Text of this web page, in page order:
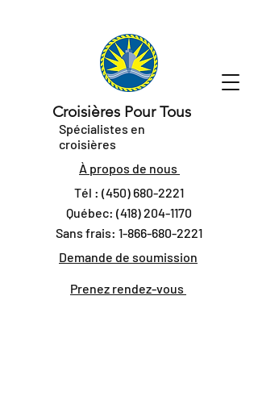
Croisières Pour Tous
Spécialistes en
croisières
À propos de nous
Tél : (450) 680-2221
Québec: (418) 204-1170
Sans frais: 1-866-680-2221
Demande de soumission
Prenez rendez-vous